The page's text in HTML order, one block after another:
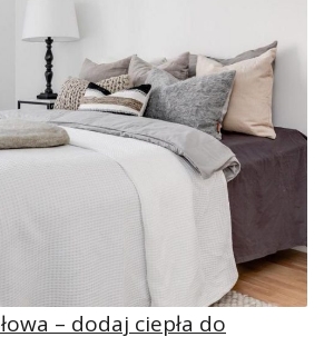
– dodaj ciepła do